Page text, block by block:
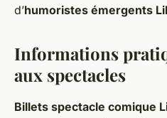
d’humoristes émergents
Informations
aux spectacles
Billets spectacle comique